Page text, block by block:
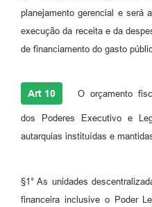
planejamento gerencial e será
execução da receita e da
de financiamento do gasto
Art 10 O orçamento
dos Poderes Executivo e
autarquias instituídas e
§1° As unidades
financeira inclusive o Poder